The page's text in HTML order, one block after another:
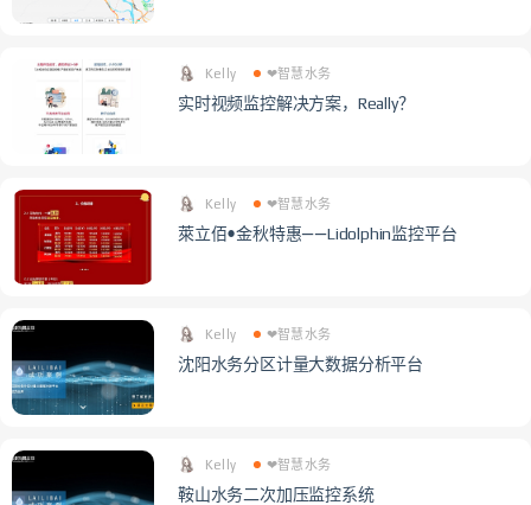
Kelly ❤智慧水务
实时视频监控解决方案，Really？
Kelly ❤智慧水务
萊立佰•金秋特惠——Lidolphin监控平台
Kelly ❤智慧水务
沈阳水务分区计量大数据分析平台
Kelly ❤智慧水务
鞍山水务二次加压监控系统